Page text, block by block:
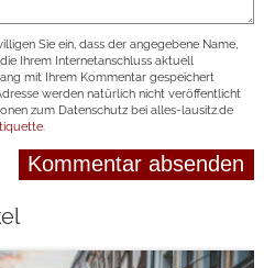
Sie ein, dass der angegebene Name,
Ihrem Internetanschluss aktuell
mit Ihrem Kommentar gespeichert
werden natürlich nicht veröffentlicht
zum Datenschutz bei alles-lausitz.de
.